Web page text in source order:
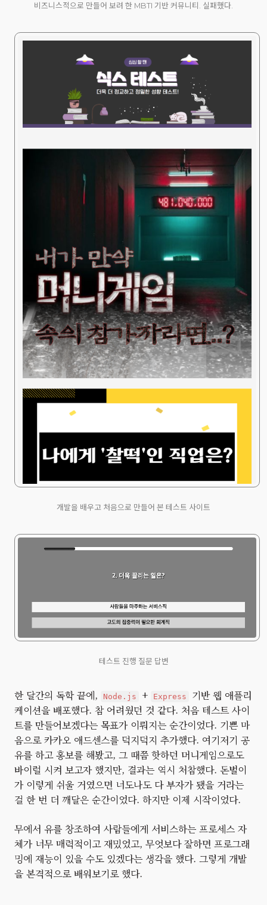
비즈니스적으로 만들어 보려 한 MBTI 기반 커뮤니티. 실패했다.
개발을 배우고 처음으로 만들어 본 테스트 사이트
테스트 진행 질문 답변
한 달간의 독학 끝에, Node.js + Express
기반 웹 애플리
케이션을 배포했다. 참 어려웠던 것 같다. 처음 테스트 사이
트를 만들어보겠다는 목표가 이뤄지는 순간이었다. 기쁜 마
음으로 카카오 애드센스를 덕지덕지 추가했다. 여기저기 공
유를 하고 홍보를 해봤고, 그 때쯤 핫하던 머니게임으로도
바이럴 시켜 보고자 했지만, 결과는 역시 처참했다. 돈벌이
가 이렇게 쉬울 거였으면 너도나도 다 부자가 됐을 거라는
걸 한 번 더 깨달은 순간이었다. 하지만 이제 시작이었다.
무에서 유를 창조하여 사람들에게 서비스하는 프로세스 자
체가 너무 매력적이고 재밌었고, 무엇보다 잘하면 프로그래
밍에 재능이 있을 수도 있겠다는 생각을 했다. 그렇게 개발
을 본격적으로 배워보기로 했다.